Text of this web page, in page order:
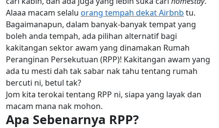
Alaaa macam selalu orang tempah dekat Airbnb tu.
Bagaimanapun, dalam banyak-banyak tempat yang
boleh anda tempah, ada pilihan alternatif bagi
kakitangan sektor awam yang dinamakan Rumah
Peranginan Persekutuan (RPP)! Kakitangan awam yang
ada tu mesti dah tak sabar nak tahu tentang rumah
bercuti ni, betul tak?
Jom kita terokai tentang RPP ni, siapa yang layak dan
macam mana nak mohon.
Apa Sebenarnya RPP?